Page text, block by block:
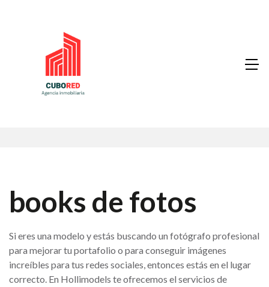
books de fotos
Si eres una modelo y estás buscando un fotógrafo profesional
para mejorar tu portafolio o para conseguir imágenes
increíbles para tus redes sociales, entonces estás en el lugar
correcto. En Hollimodels te ofrecemos el servicios de